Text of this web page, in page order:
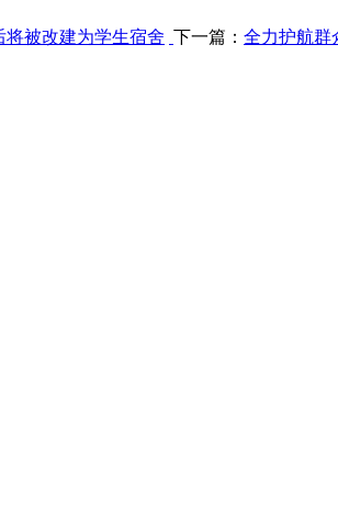
被改建为学生宿舍 下一篇： 全力护航群